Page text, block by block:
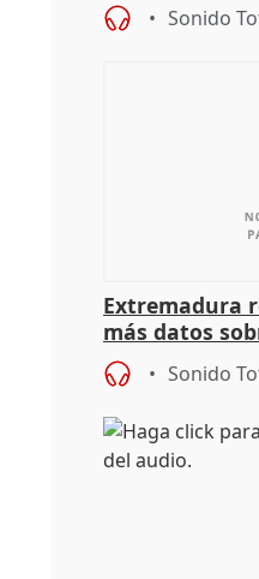
Sonido
Extremadura
más datos
financiación
Sonido